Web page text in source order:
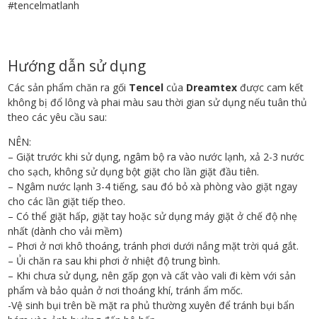
#tencelmatlanh
Hướng dẫn sử dụng
Các sản phẩm chăn ra gối Tencelcủa Dreamtexđược cam kết
không bị đổ lông và phai màu sau thời gian sử dụng nếu tuân thủ
theo các yêu cầu sau:
NÊN:
– Giặt trước khi sử dụng, ngâm bộ ra vào nước lạnh, xả 2-3 nước
cho sạch, không sử dụng bột giặt cho lần giặt đầu tiên.
– Ngâm nước lạnh 3-4 tiếng, sau đó bỏ xà phòng vào giặt ngay
cho các lần giặt tiếp theo.
– Có thể giặt hấp, giặt tay hoặc sử dụng máy giặt ở chế độ nhẹ
nhất (dành cho vải mềm)
– Phơi ở nơi khô thoáng, tránh phơi dưới nắng mặt trời quá gắt.
– Ủi chăn ra sau khi phơi ở nhiệt độ trung bình.
– Khi chưa sử dụng, nên gấp gọn và cất vào vali đi kèm với sản
phẩm và bảo quản ở nơi thoáng khí, tránh ẩm mốc.
-Vệ sinh bụi trên bề mặt ra phủ thường xuyên để tránh bụi bẩn